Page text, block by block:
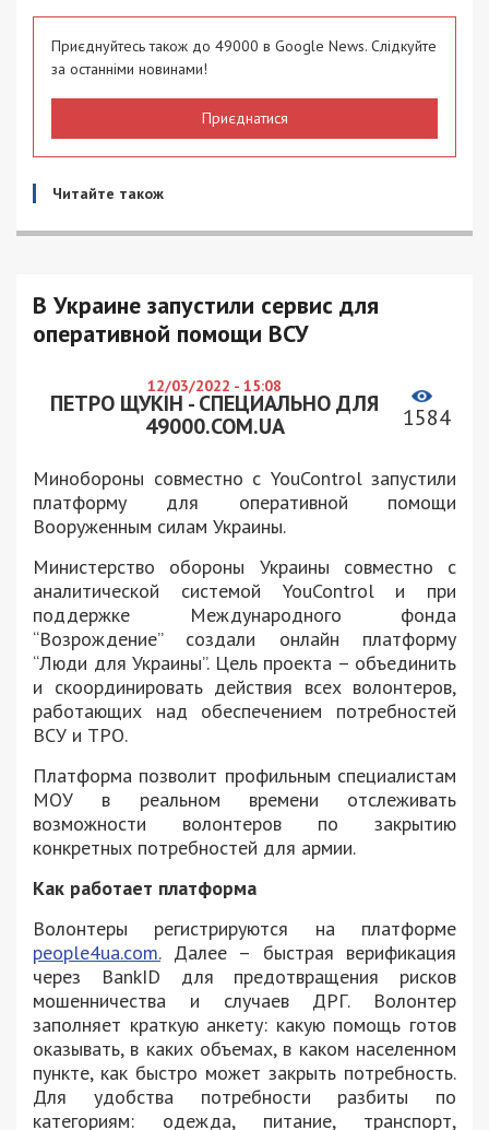
Приєднуйтесь також до 49000 в Google News. Слідкуйте
за останніми новинами!
Приєднатися
Читайте також
В Украине запустили сервис для
оперативной помощи ВСУ
12/03/2022 - 15:08
ПЕТРО ЩУКІН - СПЕЦИАЛЬНО ДЛЯ
49000.COM.UA
1584
Минобороны совместно с YouControl запустили
платформу для оперативной помощи
Вооруженным силам Украины.
Министерство обороны Украины совместно с
аналитической системой YouControl и при
поддержке Международного фонда
“Возрождение” создали онлайн платформу
“Люди для Украины”. Цель проекта – объединить
и скоординировать действия всех волонтеров,
работающих над обеспечением потребностей
ВСУ и ТРО.
Платформа позволит профильным специалистам
МОУ в реальном времени отслеживать
возможности волонтеров по закрытию
конкретных потребностей для армии.
Как работает платформа
Волонтеры регистрируются на платформе
people4ua.com.Далее – быстрая верификация
через BankID для предотвращения рисков
мошенничества и случаев ДРГ. Волонтер
заполняет краткую анкету: какую помощь готов
оказывать, в каких объемах, в каком населенном
пункте, как быстро может закрыть потребность.
Для удобства потребности разбиты по
категориям: одежда, питание, транспорт,